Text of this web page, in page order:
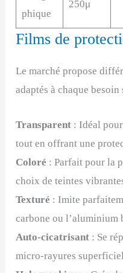
phique
250μ
Films de
Le marché propose
adaptés à chaque
Transparent : Idéal
tout en offrant une
Coloré : Parfait pour la
choix de teintes
Texturé : Imite
carbone ou l’aluminium
Auto-cicatrisant : Se
micro-rayures